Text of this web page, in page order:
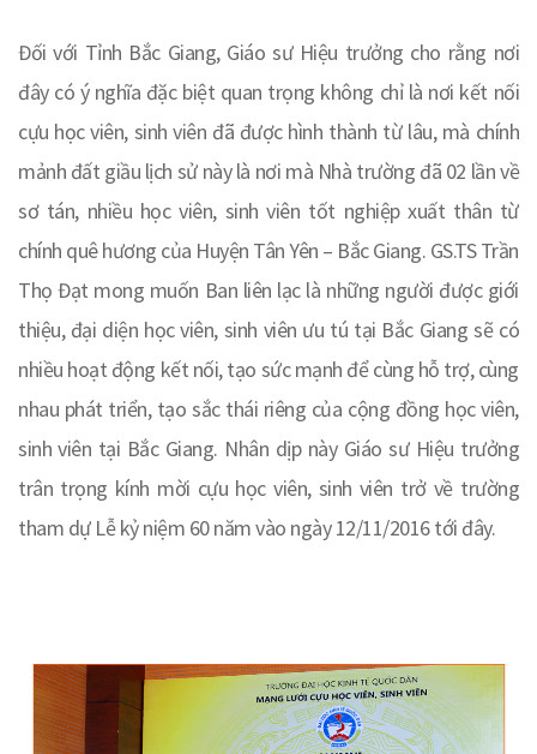
Đối với Tỉnh Bắc Giang, Giáo sư Hiệu trưởng cho rằng nơi
đây có ý nghĩa đặc biệt quan trọng không chỉ là nơi kết nối
cựu học viên, sinh viên đã được hình thành từ lâu, mà chính
mảnh đất giầu lịch sử này là nơi mà Nhà trường đã 02 lần về
sơ tán, nhiều học viên, sinh viên tốt nghiệp xuất thân từ
chính quê hương của Huyện Tân Yên – Bắc Giang. GS.TS Trần
Thọ Đạt mong muốn Ban liên lạc là những người được giới
thiệu, đại diện học viên, sinh viên ưu tú tại Bắc Giang sẽ có
nhiều hoạt động kết nối, tạo sức mạnh để cùng hỗ trợ, cùng
nhau phát triển, tạo sắc thái riêng của cộng đồng học viên,
sinh viên tại Bắc Giang. Nhân dịp này Giáo sư Hiệu trưởng
trân trọng kính mời cựu học viên, sinh viên trở về trường
tham dự Lễ kỷ niệm 60 năm vào ngày 12/11/2016 tới đây.